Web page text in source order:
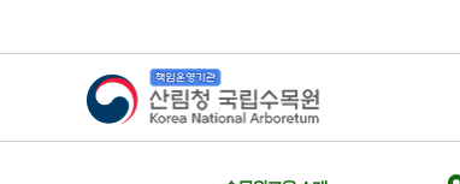
산림청 국립수목원